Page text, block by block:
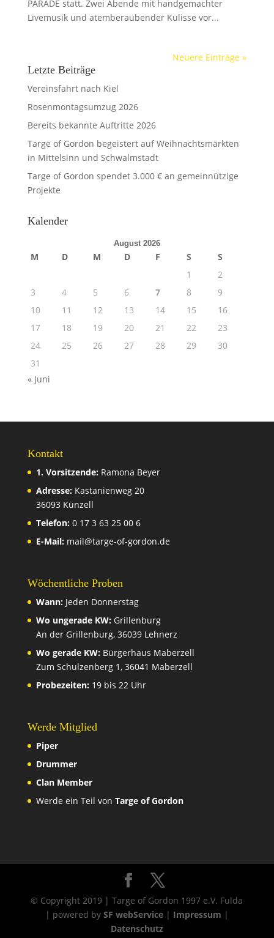
PARADE statt. Zwei Abende mit handgemachter
Livemusik und atemberaubender Kulisse vor...
Neuere Einträge »
Letzte Beiträge
Vereinsfahrt nach Kiel
Rosenmontagsumzug 2026
Bereits bekannte Auftritte 2026
Targe of Gordon begeistert auf Weihnachtsmärkten
in Mittelsinn und Schwalmstadt
Targe of Gordon spendet 3.000 € an gemeinnützige
Projekte
Kalender
August 2026
M D M D F S
S
1
2
3
4 5 6 7 8
9
10
11 12 13 14 15
16
17
18 19 20 21 22
23
24
25 26 27 28 29
30
31
« Juni
Kontakt
1. Vorsitzende:Ramona Beyer
Adresse:Kastanienweg 20
36093 Künzell
Telefon:0 17 3 63 25 00 6
E-Mail: mail@targe-of-gordon.de
Wöchentliche Proben
Wann:Jeden Donnerstag
Wo ungerade KW:Grillenburg
An der Grillenburg, 36039 Lehnerz
Wo gerade KW:Bürgerhaus Maberzell
Zum Schulzenberg 1, 36041 Maberzell
Probezeiten:19 bis 22 Uhr
Werde Mitglied
Piper
Drummer
Clan Member
Werde ein Teil von Targe of Gordon
© Copyright 2019 | Targe of Gordon 1997 e.V. Fulda
| powered by SF webService| Impressum |
Datenschutz